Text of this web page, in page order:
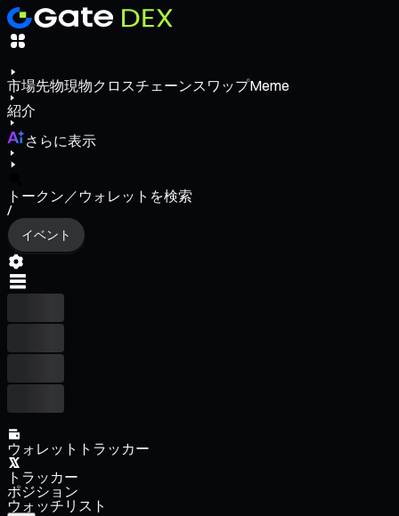
市場先物現物クロスチェーンスワップMeme
紹介
さらに表示
トークン／ウォレットを検索
/
イベント
ウォレットトラッカー
トラッカー
ポジション
ウォッチリスト